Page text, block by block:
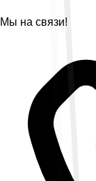
Мы на связи!